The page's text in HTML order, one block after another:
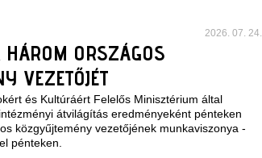
2026. 07. 24.
HÁROM ORSZÁGOS
VEZETŐJÉT
és Kultúráért Felelős Minisztérium által
átvilágítás eredményeként pénteken
közgyűjtemény vezetőjének munkaviszonya -
pénteken.